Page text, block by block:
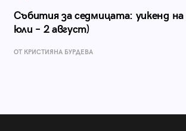
Събития за седмицата: уикенд
юли – 2 август)
ОТ КРИСТИЯНА БУРДЕВА